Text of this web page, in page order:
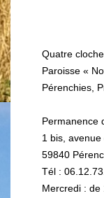
Quatre
Paroisse «
Pérenchies,
Permanence
1 bis,
59840
Tél :
Mercredi : de